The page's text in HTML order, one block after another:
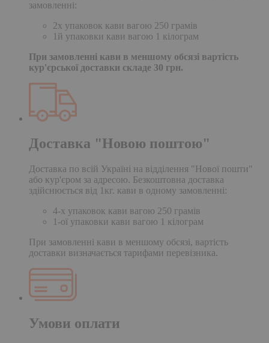
замовленні:
2х упаковок кави вагою 250 грамів
1й упаковки кави вагою 1 кілограм
При замовленні кави в меншому обсязі вартість
кур'єрської доставки складе 30 грн.
Доставка "Новою поштою"
Доставка по всій Україні на відділення "Нової пошти"
або кур'єром за адресою. Безкоштовна доставка
здійснюється від 1кг. кави в одному замовленні:
4-х упаковок кави вагою 250 грамів
1-ої упаковки кави вагою 1 кілограм
При замовленні кави в меншому обсязі, вартість
доставки визначається тарифами перевізника.
Умови оплати